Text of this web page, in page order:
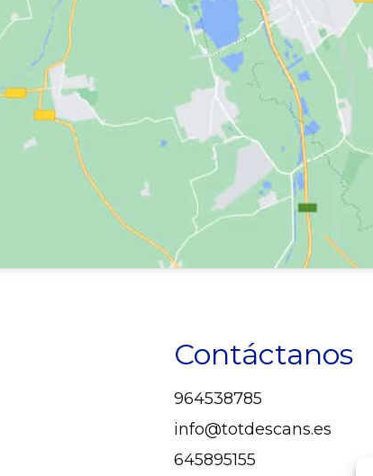
Contáctanos
964538785
info@totdescans.es
645895155